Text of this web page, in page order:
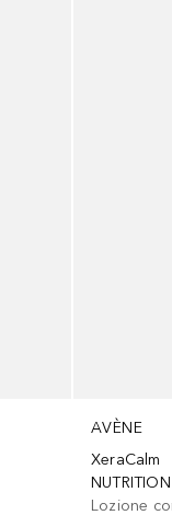
AVÈNE
XeraCalm
Lozione